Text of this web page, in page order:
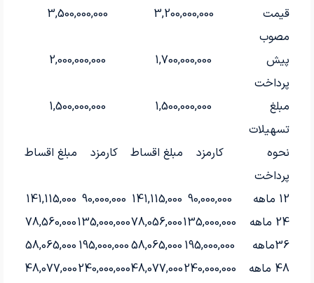
قیمت
مصوب
3,200,000,000
3,500,000,000
پیش
پرداخت
1,700,000,000
2,000,000,000
مبلغ
تسهیلات
1,500,000,000
1,500,000,000
نحوه
پرداخت
کارمزد مبلغ اقساط کارمزد مبلغ اقساط
12 ماهه 90,000,000
141,115,000
90,000,000
141,115,000
24 ماهه
135,000,000
78,056,000
135,000,000
78,560,000
36ماهه
195,000,000
58,065,000
195,000,000
58,065,000
48 ماهه
240,000,000
48,077,000
240,000,000
48,077,000